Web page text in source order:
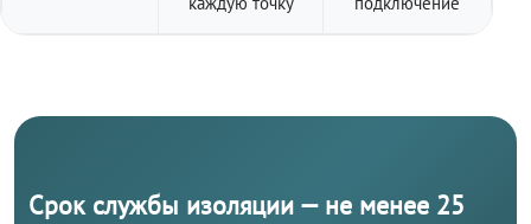
Срок службы изоляции — не менее 25